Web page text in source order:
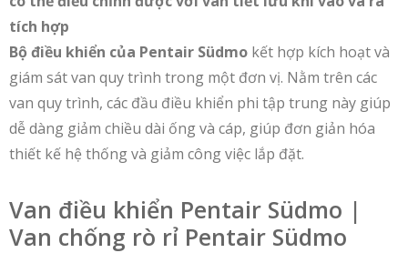
tích hợp
Bộ điều khiển của Pentair Südmo kết hợp kích hoạt và
giám sát van quy trình trong một đơn vị. Nằm trên các
van quy trình, các đầu điều khiển phi tập trung này giúp
dễ dàng giảm chiều dài ống và cáp, giúp đơn giản hóa
thiết kế hệ thống và giảm công việc lắp đặt.
Van điều khiển Pentair Südmo |
Van chống rò rỉ Pentair Südmo